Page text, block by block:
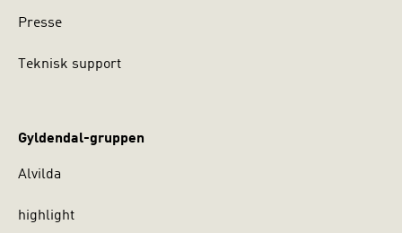
Presse
Teknisk support
Gyldendal-gruppen
Alvilda
highlight